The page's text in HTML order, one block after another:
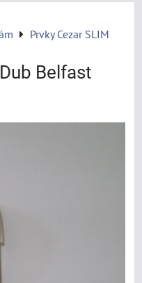
Prvky Cezar SLIM
Belfast